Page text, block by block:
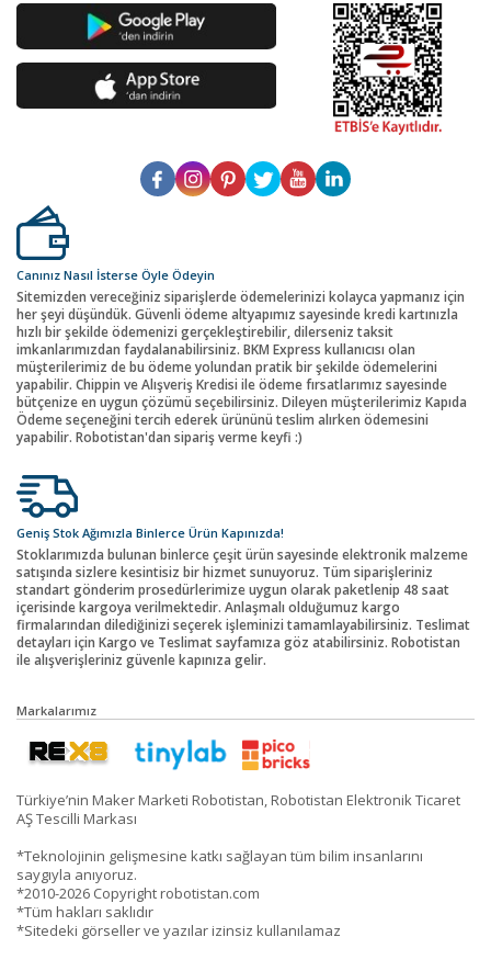
Canınız Nasıl İsterse Öyle Ödeyin
Sitemizden vereceğiniz siparişlerde ödemelerinizi kolayca yapmanız için
her şeyi düşündük. Güvenli ödeme altyapımız sayesinde kredi kartınızla
hızlı bir şekilde ödemenizi gerçekleştirebilir, dilerseniz taksit
imkanlarımızdan faydalanabilirsiniz. BKM Express kullanıcısı olan
müşterilerimiz de bu ödeme yolundan pratik bir şekilde ödemelerini
yapabilir. Chippin ve Alışveriş Kredisi ile ödeme fırsatlarımız sayesinde
bütçenize en uygun çözümü seçebilirsiniz. Dileyen müşterilerimiz Kapıda
Ödeme seçeneğini tercih ederek ürününü teslim alırken ödemesini
yapabilir. Robotistan'dan sipariş verme keyfi :)
Geniş Stok Ağımızla Binlerce Ürün Kapınızda!
Stoklarımızda bulunan binlerce çeşit ürün sayesinde elektronik malzeme
satışında sizlere kesintisiz bir hizmet sunuyoruz. Tüm siparişleriniz
standart gönderim prosedürlerimize uygun olarak paketlenip 48 saat
içerisinde kargoya verilmektedir. Anlaşmalı olduğumuz kargo
firmalarından dilediğinizi seçerek işleminizi tamamlayabilirsiniz. Teslimat
detayları için Kargo ve Teslimat sayfamıza göz atabilirsiniz. Robotistan
ile alışverişleriniz güvenle kapınıza gelir.
Markalarımız
Türkiye’nin Maker Marketi Robotistan, Robotistan Elektronik Ticaret
AŞ Tescilli Markası
*Teknolojinin gelişmesine katkı sağlayan tüm bilim insanlarını
saygıyla anıyoruz.
*2010-2026 Copyright robotistan.com
*Tüm hakları saklıdır
*Sitedeki görseller ve yazılar izinsiz kullanılamaz